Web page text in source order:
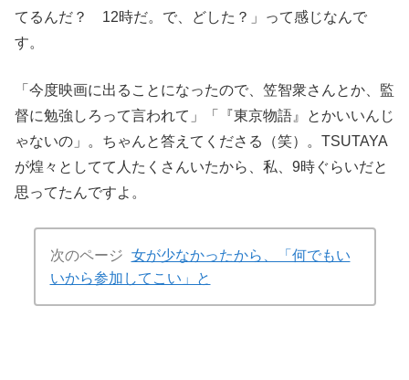
てるんだ？ 12時だ。で、どした？」って感じなんで
す。
「今度映画に出ることになったので、笠智衆さんとか、監
督に勉強しろって言われて」「『東京物語』とかいいんじ
ゃないの」。ちゃんと答えてくださる（笑）。TSUTAYA
が煌々としてて人たくさんいたから、私、9時ぐらいだと
思ってたんですよ。
次のページ 女が少なかったから、「何でもい
いから参加してこい」と